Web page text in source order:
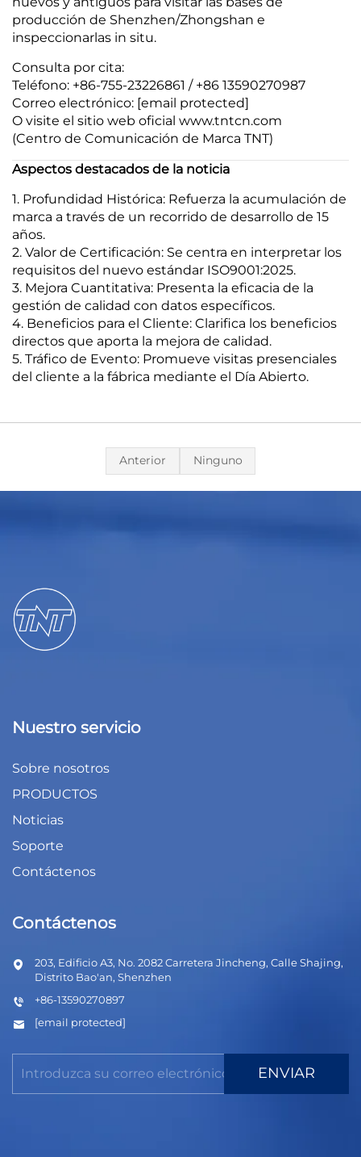
producción de Shenzhen/Zhongshan e
inspeccionarlas in situ.
Consulta por cita:
Teléfono: +86-755-23226861 / +86 13590270987
Correo electrónico: [email protected]
O visite el sitio web oficial www.tntcn.com
(Centro de Comunicación de Marca TNT)
Aspectos destacados de la noticia
1. Profundidad Histórica: Refuerza la acumulación de
marca a través de un recorrido de desarrollo de 15
años.
2. Valor de Certificación: Se centra en interpretar los
requisitos del nuevo estándar ISO9001:2025.
3. Mejora Cuantitativa: Presenta la eficacia de la
gestión de calidad con datos específicos.
4. Beneficios para el Cliente: Clarifica los beneficios
directos que aporta la mejora de calidad.
5. Tráfico de Evento: Promueve visitas presenciales
del cliente a la fábrica mediante el Día Abierto.
Anterior Ninguno
Nuestro servicio
Sobre nosotros
PRODUCTOS
Noticias
Soporte
Contáctenos
Contáctenos
203, Edificio A3, No. 2082 Carretera Jincheng, Calle Shajing,
Distrito Bao'an, Shenzhen
+86-13590270897
[email protected]
ENVIAR